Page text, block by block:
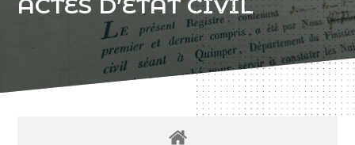
ACTES D’ETAT CIVIL